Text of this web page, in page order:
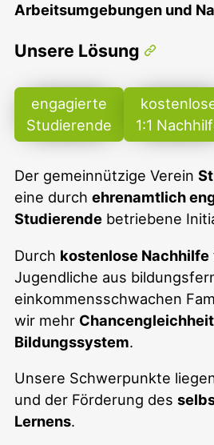
Arbeitsumgebungen und
Unsere Lösung
engagierte
Studierende
1:1
Der gemeinnützige Verein
eine durchehrenamtlich
Studierende betriebene
Durch kostenlose Nachhilfe
Jugendliche aus
einkommensschwachen
wir mehr
Bildungssystem.
Unsere Schwerpunkte
und der Förderung des
Lernens.